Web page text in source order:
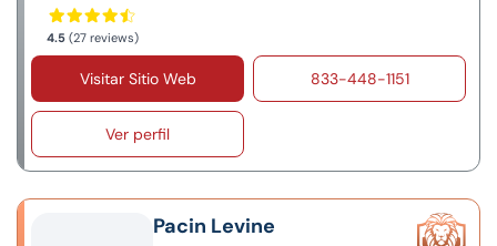
4.5(27 reviews)
Visitar Sitio Web 833-448-1151
Ver perfil
Pacin Levine